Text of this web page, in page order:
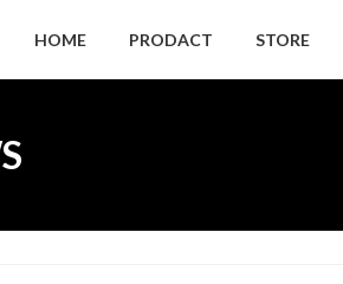
HOME PRODACT STORE